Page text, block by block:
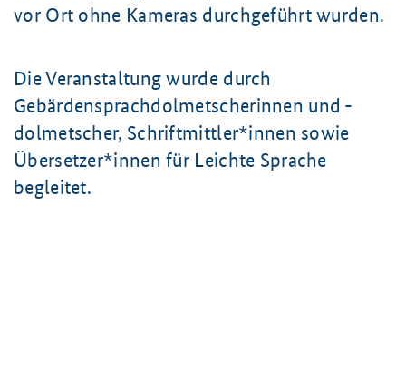
vor Ort ohne Kameras durchgeführt wurden.
Die Veranstaltung wurde durch
Gebärdensprachdolmetscherinnen und -
dolmetscher, Schriftmittler*innen sowie
Übersetzer*innen für Leichte Sprache
begleitet.